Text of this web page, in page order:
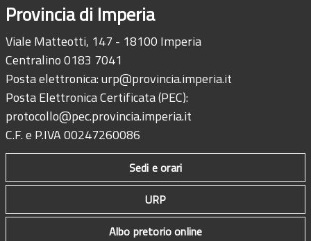
Provincia di Imperia
Viale Matteotti, 147 - 18100 Imperia
Centralino 0183 7041
Posta elettronica:urp@provincia.imperia.it
Posta Elettronica Certificata (PEC):
protocollo@pec.provincia.imperia.it
C.F. e P.IVA 00247260086
Sedi e orari
URP
Albo pretorio online